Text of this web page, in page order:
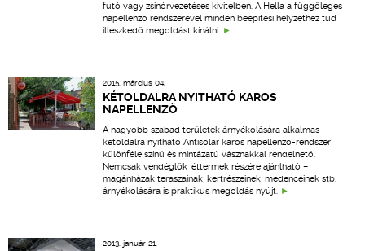
TERVEZÉSI SEGÉDLETEK
futó vagy zsinórvezetéses kivitelben. A Hella a függőleges
napellenző rendszerével minden beépítési helyzethez tud
illeszkedő megoldást kínálni.
2015. március 04.
KÉTOLDALRA NYITHATÓ KAROS
NAPELLENZŐ
A nagyobb szabad területek árnyékolására alkalmas
kétoldalra nyitható Antisolar karos napellenző-rendszer
különféle színű és mintázatú vásznakkal rendelhető.
Nemcsak vendéglők, éttermek részére ajánlható –
magánházak teraszainak, kertrészeinek, medencéinek stb.
árnyékolására is praktikus megoldás nyújt.
2013. január 21.